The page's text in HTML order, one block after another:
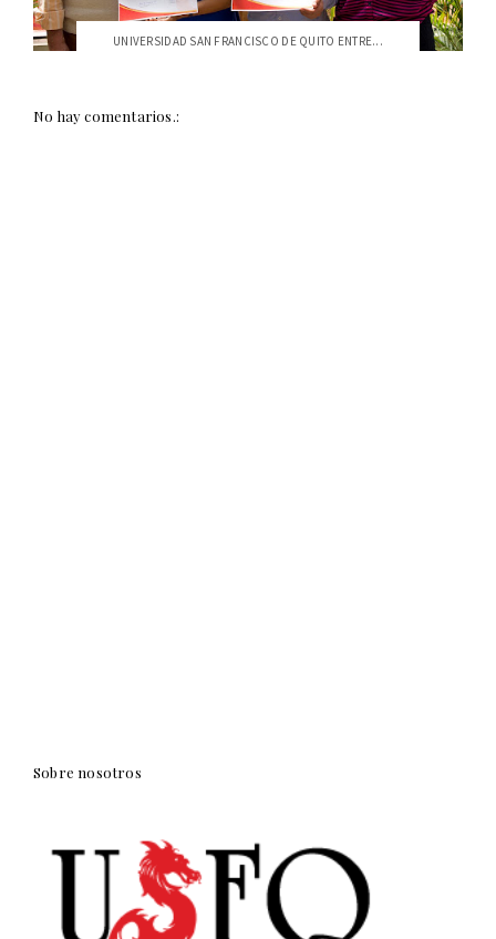
UNIVERSIDAD SAN FRANCISCO DE QUITO ENTRE...
No hay comentarios.:
Sobre nosotros